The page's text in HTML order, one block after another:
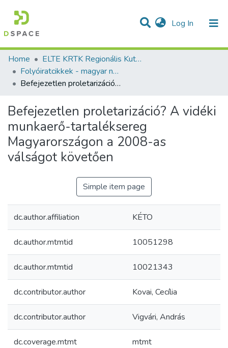
Log In (current)
Communities & Collections
Statistics
All of DSpace
Home
ELTE KRTK Regionális Kutatások Intézete
Folyóiratcikkek - magyar nyelvű (RKI)
Befejezetlen proletarizáció? A vidéki munkaerő-tartaléksereg Magyarországon a 2008-as válságot követően
Befejezetlen proletarizáció? A vidéki
munkaerő-tartaléksereg
Magyarországon a 2008-as
válságot követően
Simple item page
dc.author.affiliation KÉTO
dc.author.mtmtid 10051298
dc.author.mtmtid 10021343
dc.contributor.author Kovai, Cecília
dc.contributor.author Vigvári, András
dc.coverage.mtmt mtmt